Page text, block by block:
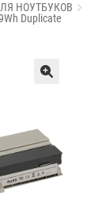
НОУТБУКОВ
Duplicate